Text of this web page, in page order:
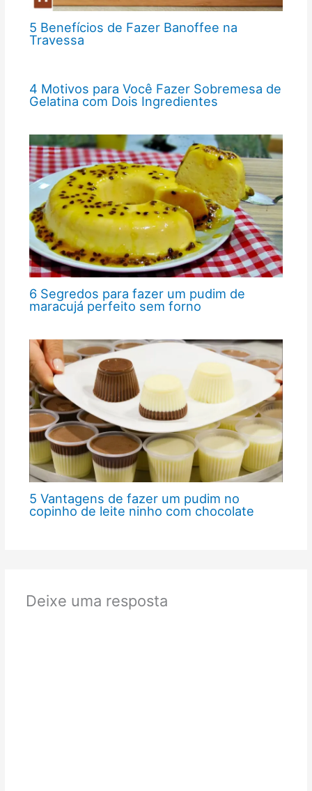
5 Benefícios de Fazer Banoffee na
Travessa
4 Motivos para Você Fazer Sobremesa de
Gelatina com Dois Ingredientes
6 Segredos para fazer um pudim de
maracujá perfeito sem forno
5 Vantagens de fazer um pudim no
copinho de leite ninho com chocolate
Deixe uma resposta